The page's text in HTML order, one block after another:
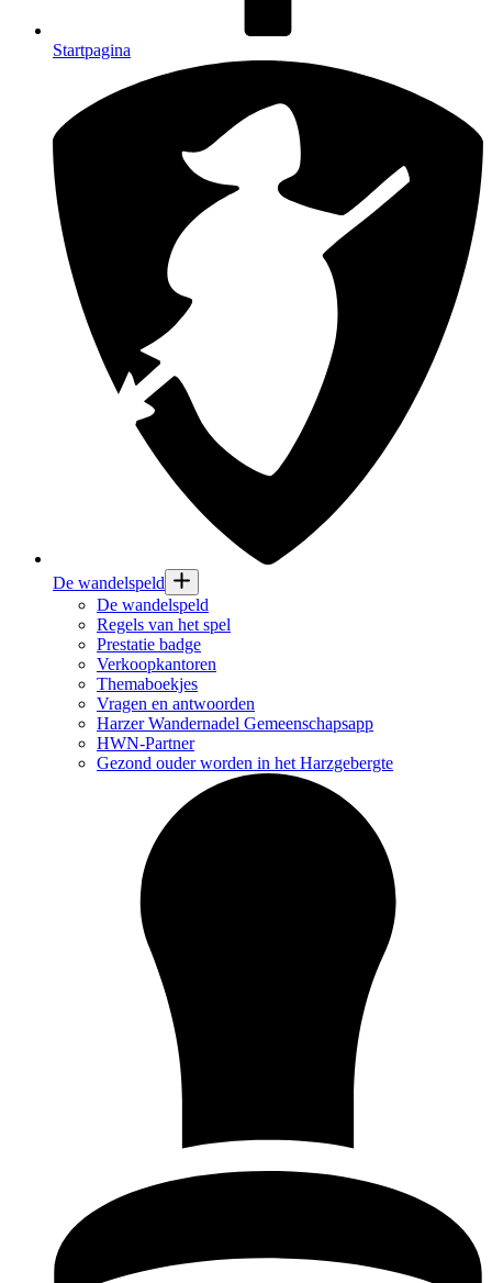
Startpagina
De wandelspeld
De wandelspeld
Regels van het spel
Prestatie badge
Verkoopkantoren
Themaboekjes
Vragen en antwoorden
Harzer Wandernadel Gemeenschapsapp
HWN-Partner
Gezond ouder worden in het Harzgebergte